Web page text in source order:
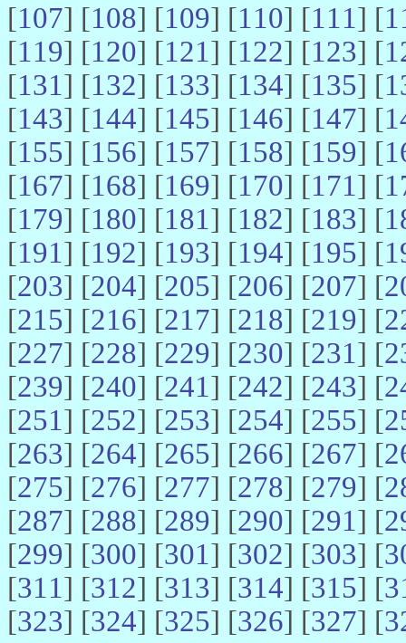
[107] [108] [109] [110] [111] [
[119] [120] [121] [122] [123] [
[131] [132] [133] [134] [135] [
[143] [144] [145] [146] [147] [
[155] [156] [157] [158] [159] [
[167] [168] [169] [170] [171] [
[179] [180] [181] [182] [183] [
[191] [192] [193] [194] [195] [
[203] [204] [205] [206] [207] [
[215] [216] [217] [218] [219] [
[227] [228] [229] [230] [231] [
[239] [240] [241] [242] [243] [
[251] [252] [253] [254] [255] [
[263] [264] [265] [266] [267] [
[275] [276] [277] [278] [279] [
[287] [288] [289] [290] [291] [
[299] [300] [301] [302] [303] [
[311] [312] [313] [314] [315] [
[323] [324] [325] [326] [327] [